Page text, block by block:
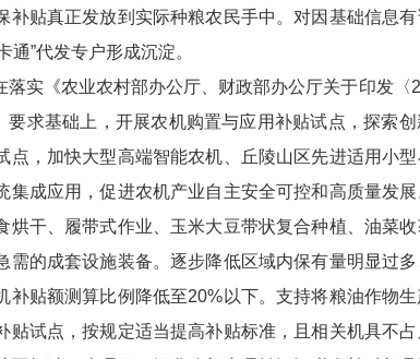
贴真正发放到实际种粮农民手中。对因基础信息
”代发专户形成沉淀。
实《农业农村部办公厅、财政部办公厅关于印发〈
求基础上，开展农机购置与应用补贴试点，探索
，加快大型高端智能农机、丘陵山区先进适用小
成应用，促进农机产业自主安全可控和高质量发
干、履带式作业、玉米大豆带状复合种植、油菜
的成套设施装备。逐步降低区域内保有量明显过多
补贴额测算比例降低至20%以下。支持将粮油作物
试点，按规定适当提高补贴标准，且相关机具不